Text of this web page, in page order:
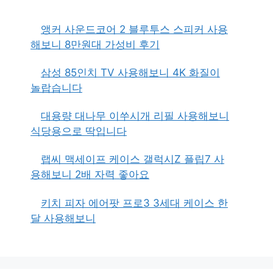
앵커 사운드코어 2 블루투스 스피커 사용
해보니 8만원대 가성비 후기
삼성 85인치 TV 사용해보니 4K 화질이
놀랍습니다
대용량 대나무 이쑤시개 리필 사용해보니
식당용으로 딱입니다
랩씨 맥세이프 케이스 갤럭시Z 플립7 사
용해보니 2배 자력 좋아요
키치 피자 에어팟 프로3 3세대 케이스 한
달 사용해보니